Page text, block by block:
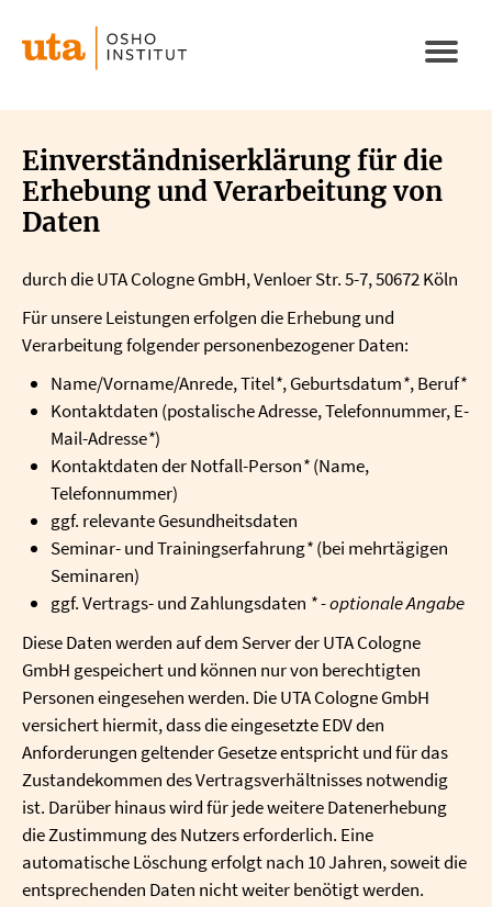
zum
Inhalt
Einverständniserklärung für die
Erhebung und Verarbeitung von
Daten
durch die UTA Cologne GmbH, Venloer Str. 5-7, 50672 Köln
Für unsere Leistungen erfolgen die Erhebung und
Verarbeitung folgender personenbezogener Daten:
Name/Vorname/Anrede, Titel*, Geburtsdatum*, Beruf*
Kontaktdaten (postalische Adresse, Telefonnummer, E-
Mail-Adresse*)
Kontaktdaten der Notfall-Person*(Name,
Telefonnummer)
ggf. relevante Gesundheitsdaten
Seminar- und Trainingserfahrung*(bei mehrtägigen
Seminaren)
ggf. Vertrags- und Zahlungsdaten * - optionale Angabe
Diese Daten werden auf dem Server der UTA Cologne
GmbH gespeichert und können nur von berechtigten
Personen eingesehen werden. Die UTA Cologne GmbH
versichert hiermit, dass die eingesetzte EDV den
Anforderungen geltender Gesetze entspricht und für das
Zustandekommen des Vertragsverhältnisses notwendig
ist. Darüber hinaus wird für jede weitere Datenerhebung
die Zustimmung des Nutzers erforderlich. Eine
automatische Löschung erfolgt nach 10 Jahren, soweit die
entsprechenden Daten nicht weiter benötigt werden.